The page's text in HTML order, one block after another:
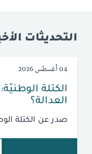
التحديثات
04 أغسطس 2026
الكتلة
العدالة؟
صدر عن الكتلة